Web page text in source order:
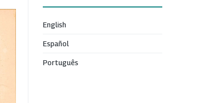
English
Español
Português